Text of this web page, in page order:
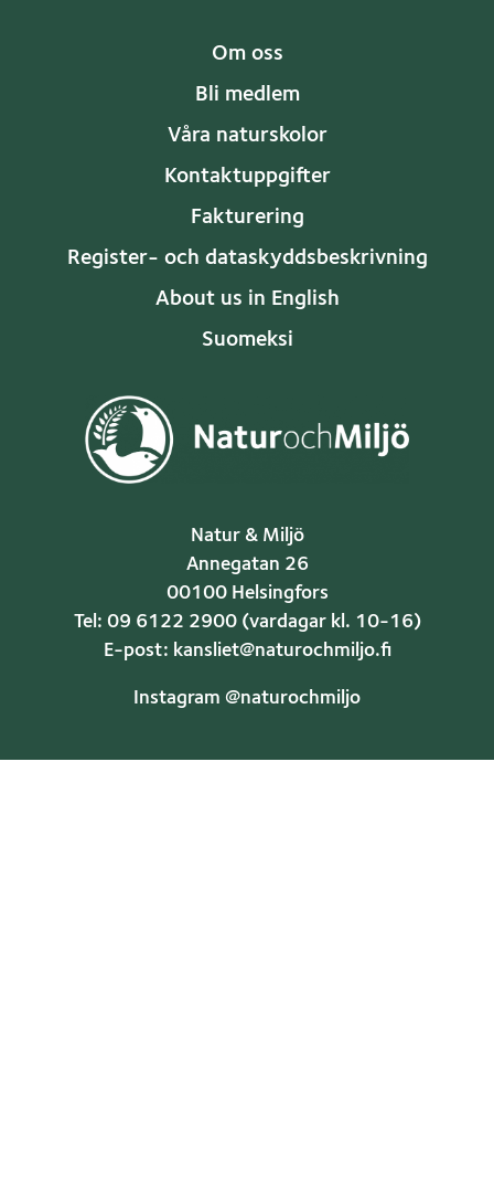
Om oss
Bli medlem
Våra naturskolor
Kontaktuppgifter
Fakturering
Register- och dataskyddsbeskrivning
About us in English
Suomeksi
Natur & Miljö
Annegatan 26
00100 Helsingfors
Tel: 09 6122 2900 (vardagar kl. 10-16)
E-post: kansliet@naturochmiljo.fi
Instagram @naturochmiljo